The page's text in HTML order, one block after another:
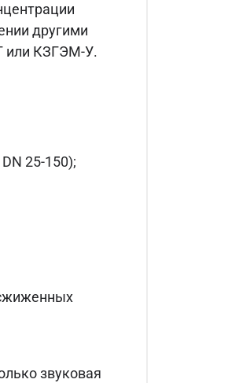
другими
или КЗГЭМ-У.
25-150);
звуковая